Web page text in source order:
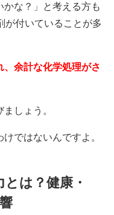
かな？」と考える方も
が付いていることが多
、余計な化学処理がさ
しょう。
ではないんですよ。
は？健康・